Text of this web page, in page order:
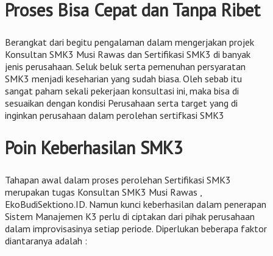
Proses Bisa Cepat dan Tanpa Ribet
Berangkat dari begitu pengalaman dalam mengerjakan projek
Konsultan SMK3 Musi Rawas dan Sertifikasi SMK3 di banyak
jenis perusahaan. Seluk beluk serta pemenuhan persyaratan
SMK3 menjadi keseharian yang sudah biasa. Oleh sebab itu
sangat paham sekali pekerjaan konsultasi ini, maka bisa di
sesuaikan dengan kondisi Perusahaan serta target yang di
inginkan perusahaan dalam perolehan sertifkasi SMK3
Poin Keberhasilan SMK3
Tahapan awal dalam proses perolehan Sertifikasi SMK3
merupakan tugas Konsultan SMK3 Musi Rawas ,
EkoBudiSektiono.ID. Namun kunci keberhasilan dalam penerapan
Sistem Manajemen K3 perlu di ciptakan dari pihak perusahaan
dalam improvisasinya setiap periode. Diperlukan beberapa faktor
diantaranya adalah :